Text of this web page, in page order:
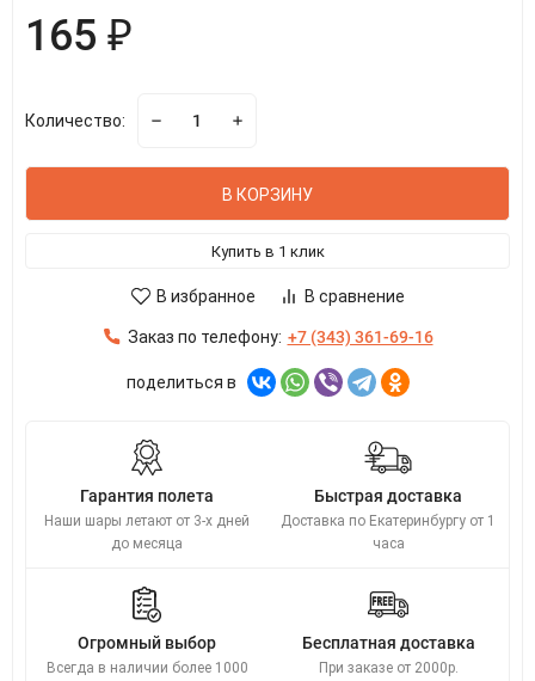
165 ₽
Количество:
В КОРЗИНУ
Купить в 1 клик
В избранное В сравнение
Заказ по телефону: +7 (343) 361-69-16
поделиться в
Гарантия полета
Наши шары летают от 3-х дней
до месяца
Быстрая доставка
Доставка по Екатеринбургу от 1
часа
Огромный выбор
Всегда в наличии более 1000
Бесплатная доставка
При заказе от 2000р.